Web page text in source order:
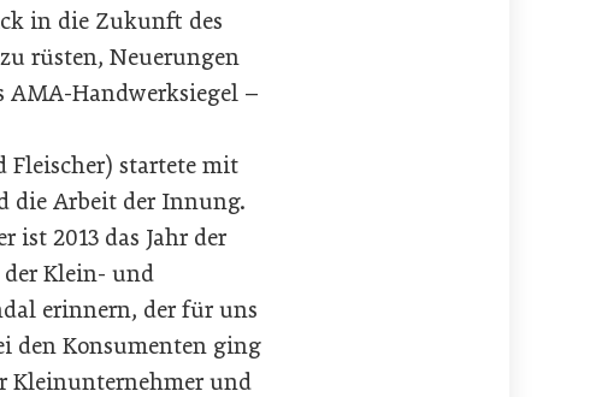
in die Zukunft des
rüsten, Neuerungen
Handwerksiegel –
Fleischer) startete mit
die Arbeit der Innung.
2013 das Jahr der
Klein- und
erinnern, der für uns
den Konsumenten ging
Kleinunternehmer und